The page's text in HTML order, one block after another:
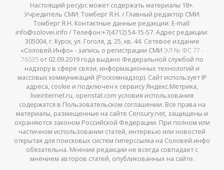
Настоящий ресурс может содержать материалы 18+.
Учредитель СМИ: Томберг Я.Н. / Главный редактор СМИ:
Томберг Я.Н. Контактные данные редакции: E-mail:
info@solovei.info / Телефон:+7(4712) 54-15-57. Адрес редакции:
305004, г. Курск, ул. Гоголя, д. 25, кв. 44. Сетевое издание
«Соловей.Инфо» - запись о регистрации СМИ ЭЛ № ФС 77 -
76535от 02.09.2019 года выдано Федеральной службой по
надзору в сфере связи, информационных технологий и
массовых коммуникаций (Роскомнадзор). Сайт использует IP
адреса, cookie и подключен к сервису Яндекс.Метрика,
liveinternet.ru, openstat.com условия использования
содержатся в Пользовательском соглашении. Все права на
материалы, размещенные на сайте Censury.net, защищены и
охраняются законом Российской Федерации. При полном или
частичном использовании статей, интервью или новостей
открытая для поисковых систем гиперссылка на Соловей.инфо
обязательна. Мнение редакции не всегда совпадает с
мнением авторов статей, опубликованных на сайте.